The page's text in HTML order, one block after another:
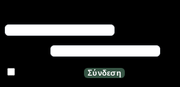
Απαιτείται
Σύνδεση